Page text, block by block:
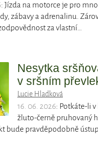
: Jízda na motorce je pro
zábavy a adrenalinu.
za vlastní…
Nesytka
v sršním
Lucie Hladková
16. 06. 2026: Potkáte-li v
žluto-černě pruhovaný
bude pravděpodobně